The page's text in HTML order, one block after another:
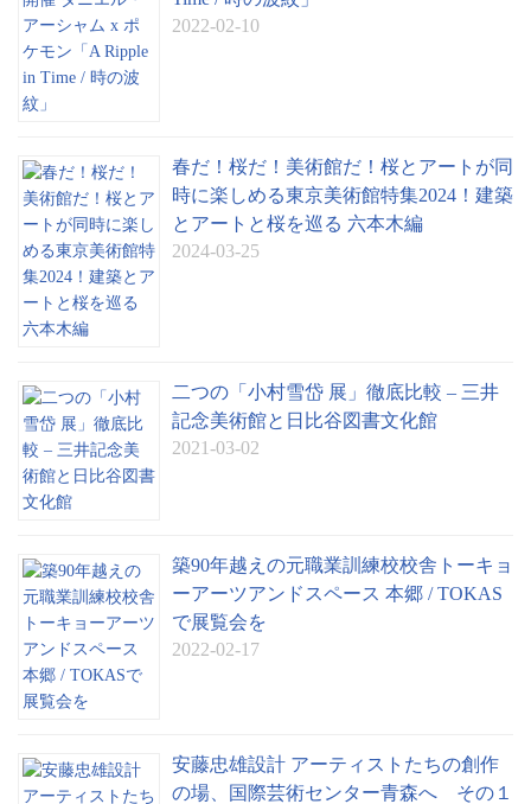
2022-02-10
春だ！桜だ！美術館だ！桜とアートが同
時に楽しめる東京美術館特集2024！建築
とアートと桜を巡る 六本木編
2024-03-25
二つの「小村雪岱 展」徹底比較 – 三井
記念美術館と日比谷図書文化館
2021-03-02
築90年越えの元職業訓練校校舎トーキョ
ーアーツアンドスペース 本郷 / TOKAS
で展覧会を
2022-02-17
安藤忠雄設計 アーティストたちの創作
の場、国際芸術センター青森へ その１